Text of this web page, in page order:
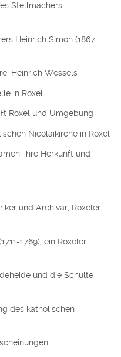
Stellmachers
Heinrich Simon (1867-
Heinrich Wessels
in Roxel
Roxel und Umgebung
Nicolaikirche in Roxel
ihre Herkunft und
und Archivar, Roxeler
1769), ein Roxeler
und die Schulte-
des katholischen